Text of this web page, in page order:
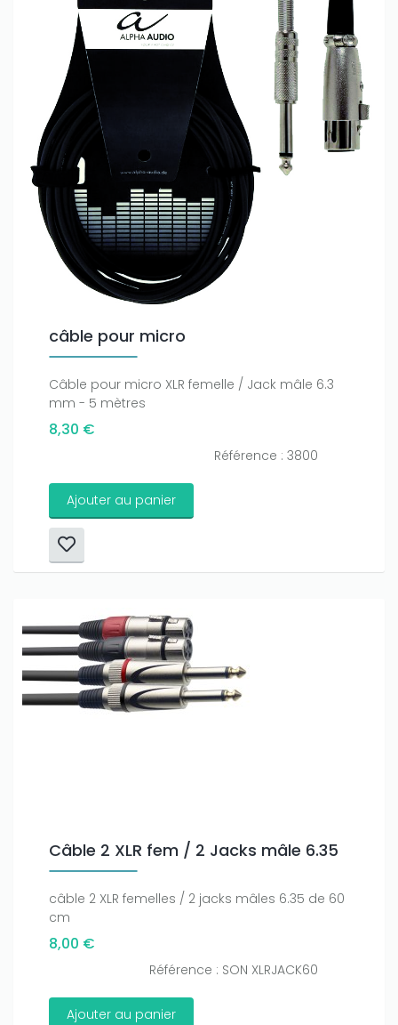
câble pour micro
Câble pour micro XLR femelle / Jack mâle 6.3
mm - 5 mètres
8,30 €
Référence : 3800
Ajouter au panier
Câble 2 XLR fem / 2 Jacks mâle 6.35
câble 2 XLR femelles / 2 jacks mâles 6.35 de 60
cm
8,00 €
Référence : SON XLRJACK60
Ajouter au panier